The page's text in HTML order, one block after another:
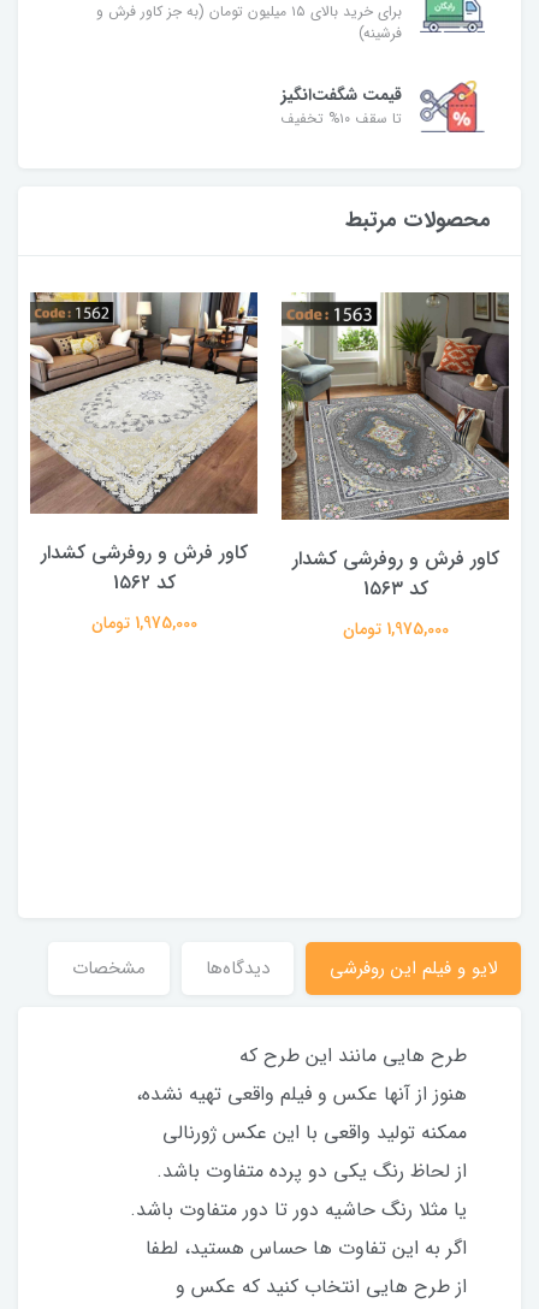
برای خرید بالای ۱۵ میلیون تومان (به جز کاور فرش و
فرشینه)
قیمت شگفت‌انگیز
تا سقف ۱۰% تخفیف
محصولات مرتبط
کاور فرش و روفرشی کشدار
کد 1۵۶۳
1,975,000 تومان
کاور فرش و روفرشی کشدار
کد 1۵۶۲
1,975,000 تومان
لایو و فیلم این روفرشی دیدگاه‌ها مشخصات
طرح هایی مانند این طرح که
هنوز از آنها عکس و فیلم واقعی تهیه نشده،
ممکنه تولید واقعی با این عکس ژورنالی
از لحاظ رنگ یکی دو پرده متفاوت باشد.
یا مثلا رنگ حاشیه دور تا دور متفاوت باشد.
اگر به این تفاوت ها حساس هستید، لطفا
از طرح هایی انتخاب کنید که عکس و